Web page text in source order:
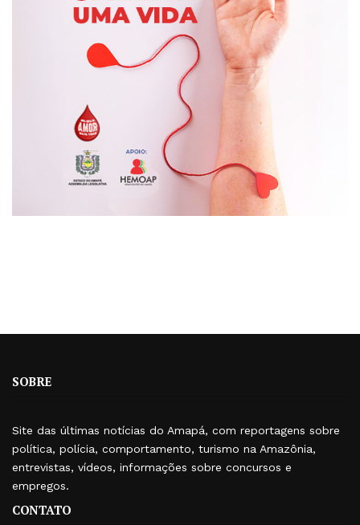
SOBRE
Site das últimas notícias do Amapá, com reportagens sobre
política, polícia, comportamento, turismo na Amazônia,
entrevistas, vídeos, informações sobre concursos e
empregos.
CONTATO